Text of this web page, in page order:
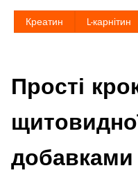
Креатин L-карнітин
Прості